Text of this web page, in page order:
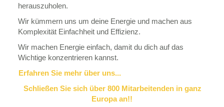
herauszuholen.
Wir kümmern uns um deine Energie und machen aus
Komplexität Einfachheit und Effizienz.
Wir machen Energie einfach, damit du dich auf das
Wichtige konzentrieren kannst.
Erfahren Sie mehr über uns...
Schließen Sie sich über 800 Mitarbeitenden in ganz
Europa an!!